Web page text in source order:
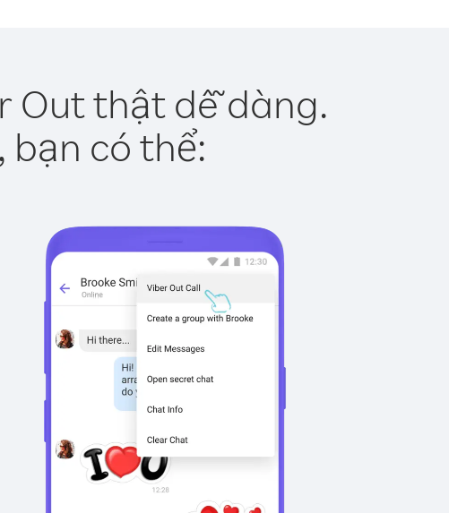
Out thật dễ dàng.
bạn có thể: